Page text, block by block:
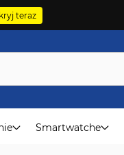
teraz
Smartwatche